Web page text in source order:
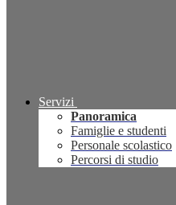
Servizi
Panoramica
Famiglie e studenti
Personale scolastico
Percorsi di studio